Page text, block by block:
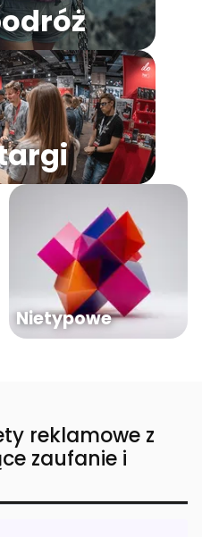
Nietypowe
reklamowe z
zaufanie i